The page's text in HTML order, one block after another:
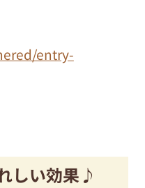
entry-
しい効果♪